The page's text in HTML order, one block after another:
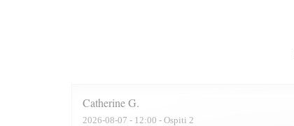
CatherineG
2026-08-07 - 12:00 - Ospiti 2